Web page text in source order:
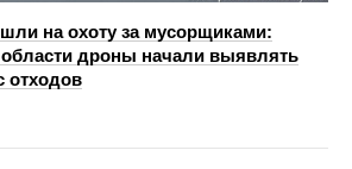
на охоту за мусорщиками:
дроны начали выявлять
отходов